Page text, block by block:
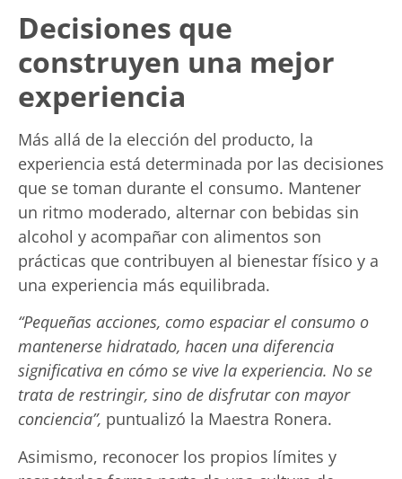
Decisiones que
construyen una mejor
experiencia
Más allá de la elección del producto, la
experiencia está determinada por las decisiones
que se toman durante el consumo. Mantener
un ritmo moderado, alternar con bebidas sin
alcohol y acompañar con alimentos son
prácticas que contribuyen al bienestar físico y a
una experiencia más equilibrada.
“Pequeñas acciones, como espaciar el consumo o
mantenerse hidratado, hacen una diferencia
significativa en cómo se vive la experiencia. No se
trata de restringir, sino de disfrutar con mayor
conciencia”, puntualizó la Maestra Ronera.
Asimismo, reconocer los propios límites y